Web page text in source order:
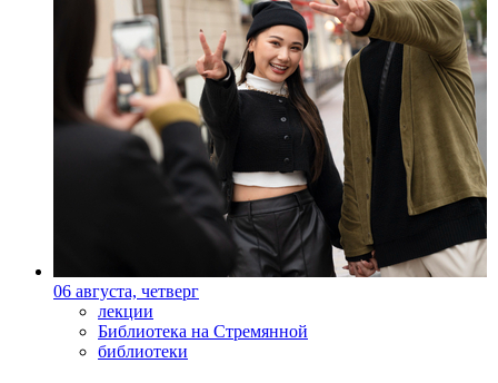
06 августа, четверг
лекции
Библиотека на Стремянной
библиотеки